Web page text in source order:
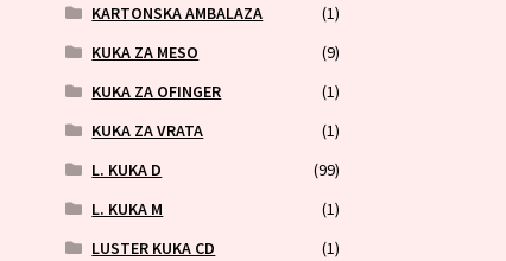
KARTONSKA AMBALAZA
(1)
KUKA ZA MESO
(9)
KUKA ZA OFINGER
(1)
KUKA ZA VRATA
(1)
L. KUKA D
(99)
L. KUKA M
(1)
LUSTER KUKA CD
(1)